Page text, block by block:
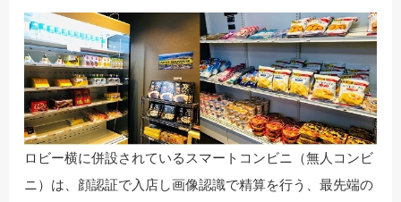
ロビー横に併設されているスマートコンビニ（無人コンビ
ニ）は、顔認証で入店し画像認識で精算を行う、最先端の